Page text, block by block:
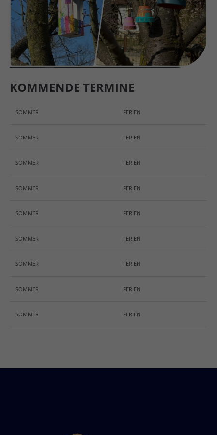
We offer support for our customers
Mon - Fri 8:00am - 5:00pm(GMT +1)
Get in touch
Cybersteel Inc.
376-293 City Road, Suite 600
+44 1234 567 890
Drop us a line
Lorem ipsum dolor sit amet, consectetuer
parturient montes, nascetur ridiculus mus. Donec
KOMMENDE TERMINE
SOMMER FERIEN
SOMMER FERIEN
SOMMER FERIEN
SOMMER FERIEN
SOMMER FERIEN
SOMMER FERIEN
SOMMER FERIEN
SOMMER FERIEN
SOMMER FERIEN